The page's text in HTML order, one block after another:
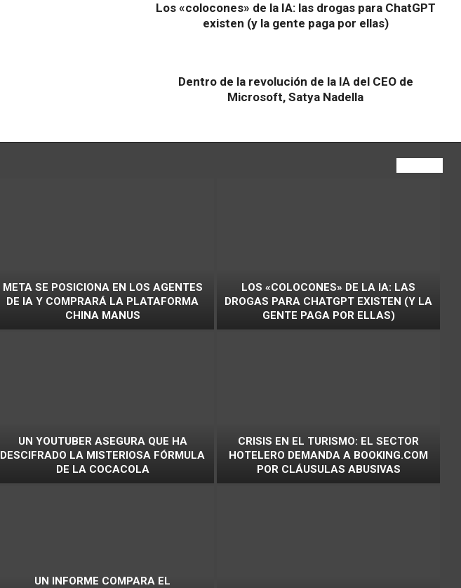
Los «colocones» de la IA: las drogas para ChatGPT
existen (y la gente paga por ellas)
Dentro de la revolución de la IA del CEO de
Microsoft, Satya Nadella
META SE POSICIONA EN LOS AGENTES
DE IA Y COMPRARÁ LA PLATAFORMA
CHINA MANUS
LOS «COLOCONES» DE LA IA: LAS
DROGAS PARA CHATGPT EXISTEN (Y LA
GENTE PAGA POR ELLAS)
UN YOUTUBER ASEGURA QUE HA
DESCIFRADO LA MISTERIOSA FÓRMULA
DE LA COCACOLA
CRISIS EN EL TURISMO: EL SECTOR
HOTELERO DEMANDA A BOOKING.COM
POR CLÁUSULAS ABUSIVAS
UN INFORME COMPARA EL